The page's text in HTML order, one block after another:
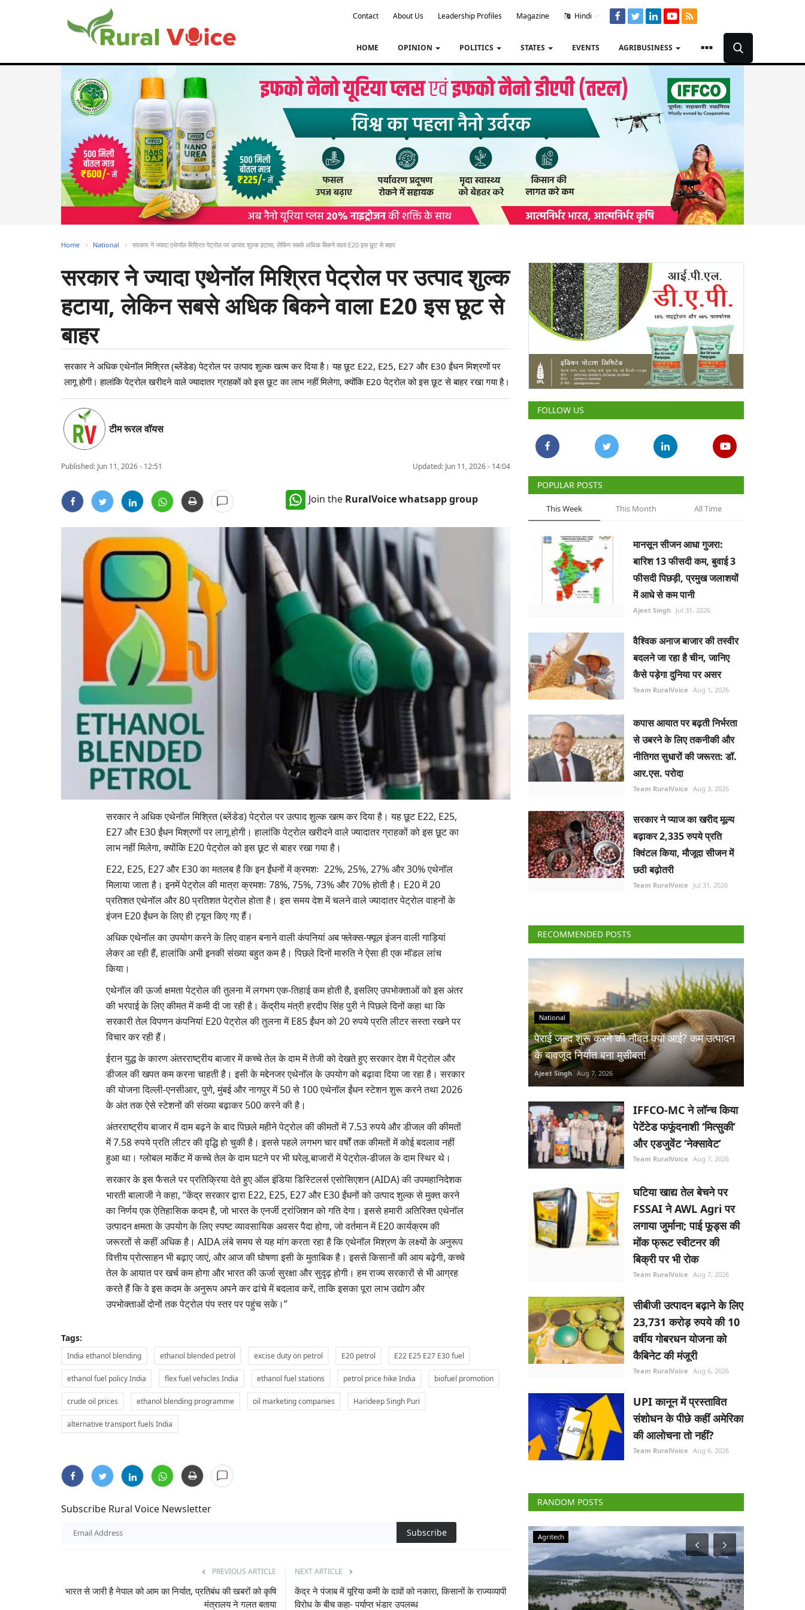
Contact About Us Leadership Profiles Magazine Hindi
HOME OPINION POLITICS STATES EVENTS AGRIBUSINESS
Home National सरकार ने ज्यादा एथेनॉल मिश्रित पेट्रोल पर उत्पाद शुल्क हटाया, लेकिन सबसे अधिक बिकने वाला E20 इस छूट से बाहर
सरकार ने ज्यादा एथेनॉल मिश्रित पेट्रोल पर उत्पाद शुल्क
हटाया, लेकिन सबसे अधिक बिकने वाला E20 इस छूट से
बाहर
सरकार ने अधिक एथेनॉल मिश्रित (ब्लेंडेड) पेट्रोल पर उत्पाद शुल्क खत्म कर दिया है। यह छूट E22, E25, E27 और E30 ईंधन मिश्रणों पर
लागू होगी। हालांकि पेट्रोल खरीदने वाले ज्यादातर ग्राहकों को इस छूट का लाभ नहीं मिलेगा, क्योंकि E20 पेट्रोल को इस छूट से बाहर रखा गया है।
टीम रूरल वॉयस
Published: Jun 11, 2026 - 12:51 Updated: Jun 11, 2026 - 14:04
Join the RuralVoice whatsapp group
सरकार ने अधिक एथेनॉल मिश्रित (ब्लेंडेड) पेट्रोल पर उत्पाद शुल्क खत्म कर दिया है। यह छूट E22, E25,
E27 और E30 ईंधन मिश्रणों पर लागू होगी। हालांकि पेट्रोल खरीदने वाले ज्यादातर ग्राहकों को इस छूट का
लाभ नहीं मिलेगा, क्योंकि E20 पेट्रोल को इस छूट से बाहर रखा गया है।
E22, E25, E27 और E30 का मतलब है कि इन ईंधनों में क्रमशः 22%, 25%, 27% और 30% एथेनॉल
मिलाया जाता है। इनमें पेट्रोल की मात्रा क्रमशः 78%, 75%, 73% और 70% होती है। E20 में 20
प्रतिशत एथेनॉल और 80 प्रतिशत पेट्रोल होता है। इस समय देश में चलने वाले ज्यादातर पेट्रोल वाहनों के
इंजन E20 ईंधन के लिए ही ट्यून किए गए हैं।
अधिक एथेनॉल का उपयोग करने के लिए वाहन बनाने वाली कंपनियां अब फ्लेक्स-फ्यूल इंजन वाली गाड़ियां
लेकर आ रही हैं, हालांकि अभी इनकी संख्या बहुत कम है। पिछले दिनों मारुति ने ऐसा ही एक मॉडल लांच
किया।
एथेनॉल की ऊर्जा क्षमता पेट्रोल की तुलना में लगभग एक-तिहाई कम होती है, इसलिए उपभोक्ताओं को इस अंतर
की भरपाई के लिए कीमत में कमी दी जा रही है। केंद्रीय मंत्री हरदीप सिंह पुरी ने पिछले दिनों कहा था कि
सरकारी तेल विपणन कंपनियां E20 पेट्रोल की तुलना में E85 ईंधन को 20 रुपये प्रति लीटर सस्ता रखने पर
विचार कर रही हैं।
ईरान युद्ध के कारण अंतरराष्ट्रीय बाजार में कच्चे तेल के दाम में तेजी को देखते हुए सरकार देश में पेट्रोल और
डीजल की खपत कम करना चाहती है। इसी के मद्देनजर एथेनॉल के उपयोग को बढ़ावा दिया जा रहा है। सरकार
की योजना दिल्ली-एनसीआर, पुणे, मुंबई और नागपुर में 50 से 100 एथेनॉल ईंधन स्टेशन शुरू करने तथा 2026
के अंत तक ऐसे स्टेशनों की संख्या बढ़ाकर 500 करने की है।
अंतरराष्ट्रीय बाजार में दाम बढ़ने के बाद पिछले महीने पेट्रोल की कीमतों में 7.53 रुपये और डीजल की कीमतों
में 7.58 रुपये प्रति लीटर की वृद्धि हो चुकी है। इससे पहले लगभग चार वर्षों तक कीमतों में कोई बदलाव नहीं
हुआ था। ग्लोबल मार्केट में कच्चे तेल के दाम घटने पर भी घरेलू बाजारों में पेट्रोल-डीजल के दाम स्थिर थे।
सरकार के इस फैसले पर प्रतिक्रिया देते हुए ऑल इंडिया डिस्टिलर्स एसोसिएशन (AIDA) की उपमहानिदेशक
भारती बालाजी ने कहा, “केंद्र सरकार द्वारा E22, E25, E27 और E30 ईंधनों को उत्पाद शुल्क से मुक्त करने
का निर्णय एक ऐतिहासिक कदम है, जो भारत के एनर्जी ट्रांजिशन को गति देगा। इससे हमारी अतिरिक्त एथेनॉल
उत्पादन क्षमता के उपयोग के लिए स्पष्ट व्यावसायिक अवसर पैदा होगा, जो वर्तमान में E20 कार्यक्रम की
जरूरतों से कहीं अधिक है। AIDA लंबे समय से यह मांग करता रहा है कि एथेनॉल मिश्रण के लक्ष्यों के अनुरूप
वित्तीय प्रोत्साहन भी बढ़ाए जाएं, और आज की घोषणा इसी के मुताबिक है। इससे किसानों की आय बढ़ेगी, कच्चे
तेल के आयात पर खर्च कम होगा और भारत की ऊर्जा सुरक्षा और सुदृढ़ होगी। हम राज्य सरकारों से भी आग्रह
करते हैं कि वे इस कदम के अनुरूप अपने कर ढांचे में बदलाव करें, ताकि इसका पूरा लाभ उद्योग और
उपभोक्ताओं दोनों तक पेट्रोल पंप स्तर पर पहुंच सके।”
Tags:
India ethanol blending ethanol blended petrol excise duty on petrol E20 petrol E22 E25 E27 E30 fuel
ethanol fuel policy India flex fuel vehicles India ethanol fuel stations petrol price hike India biofuel promotion
crude oil prices ethanol blending programme oil marketing companies Harideep Singh Puri
alternative transport fuels India
Subscribe Rural Voice Newsletter
Subscribe
PREVIOUS ARTICLE
भारत से जारी है नेपाल को आम का निर्यात, प्रतिबंध की खबरों को कृषि
मंत्रालय ने गलत बताया
NEXT ARTICLE
केंद्र ने पंजाब में यूरिया कमी के दावों को नकारा, किसानों के राज्यव्यापी
विरोध के बीच कहा- पर्याप्त भंडार उपलब्ध
FOLLOW US
POPULAR POSTS
This Week This Month All Time
मानसून सीजन आधा गुजरा:
बारिश 13 फीसदी कम, बुवाई 3
फीसदी पिछड़ी, प्रमुख जलाशयों
में आधे से कम पानी
Ajeet Singh Jul 31, 2026
वैश्विक अनाज बाजार की तस्वीर
बदलने जा रहा है चीन, जानिए
कैसे पड़ेगा दुनिया पर असर
Team RuralVoice Aug 1, 2026
कपास आयात पर बढ़ती निर्भरता
से उबरने के लिए तकनीकी और
नीतिगत सुधारों की जरूरत: डॉ.
आर.एस. परोदा
Team RuralVoice Aug 3, 2026
सरकार ने प्याज का खरीद मूल्य
बढ़ाकर 2,335 रुपये प्रति
क्विंटल किया, मौजूदा सीजन में
छठी बढ़ोतरी
Team RuralVoice Jul 31, 2026
RECOMMENDED POSTS
National
पेराई जल्द शुरू करने की नौबत क्यों आई? कम उत्पादन
के बावजूद निर्यात बना मुसीबत!
Ajeet Singh Aug 7, 2026
IFFCO-MC ने लॉन्च किया
पेटेंटेड फफूंदनाशी ‘मित्सुकी’
और एडजुवेंट ‘नेक्सावेट’
Team RuralVoice Aug 7, 2026
घटिया खाद्य तेल बेचने पर
FSSAI ने AWL Agri पर
लगाया जुर्माना; पाई फूड्स की
मोंक फ्रूट स्वीटनर की
बिक्री पर भी रोक
Team RuralVoice Aug 7, 2026
सीबीजी उत्पादन बढ़ाने के लिए
23,731 करोड़ रुपये की 10
वर्षीय गोबरधन योजना को
कैबिनेट की मंजूरी
Team RuralVoice Aug 6, 2026
UPI कानून में प्रस्तावित
संशोधन के पीछे कहीं अमेरिका
की आलोचना तो नहीं?
Team RuralVoice Aug 6, 2026
RANDOM POSTS
Latest News Agriculture Conclave and NACOF Awards 2022